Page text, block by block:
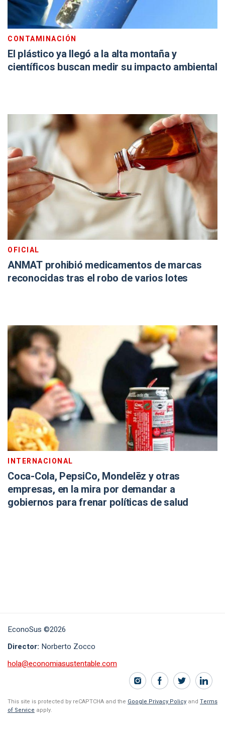
CONTAMINACIÓN
El plástico ya llegó a la alta montaña y
científicos buscan medir su impacto ambiental
OFICIAL
ANMAT prohibió medicamentos de marcas
reconocidas tras el robo de varios lotes
INTERNACIONAL
Coca-Cola, PepsiCo, Mondelēz y otras
empresas, en la mira por demandar a
gobiernos para frenar políticas de salud
EconoSus ©2026
Director: Norberto Zocco
hola@economiasustentable.com
This site is protected by reCAPTCHA and the Google Privacy Policy and Terms
of Service apply.